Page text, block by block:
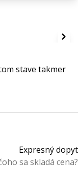
stave takmer
Expresný dopyt
sa skladá cena?